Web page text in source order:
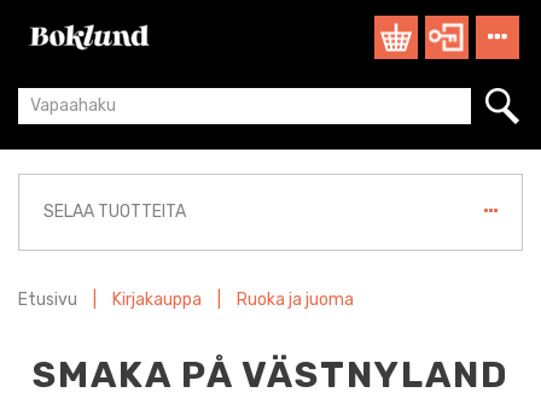
SELAA TUOTTEITA
Etusivu Kirjakauppa Ruoka ja juoma
SMAKA PÅ VÄSTNYLAND